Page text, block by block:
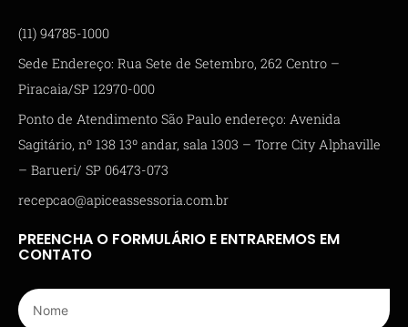
(11) 94785-1000
Sede Endereço: Rua Sete de Setembro, 262 Centro –
Piracaia/SP 12970-000
Ponto de Atendimento São Paulo endereço: Avenida
Sagitário, nº 138 13º andar, sala 1303 – Torre City Alphaville
– Barueri/ SP 06473-073
recepcao@apiceassessoria.com.br
PREENCHA O FORMULÁRIO E ENTRAREMOS EM
CONTATO